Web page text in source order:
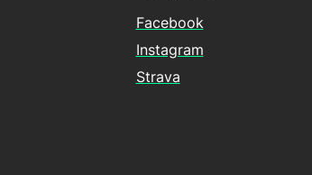
Facebook
Instagram
Strava